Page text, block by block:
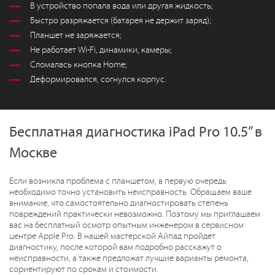
В устройство попала вода или другая жидкость;
Быстро разряжается (батарея не держит заряд);
Планшет не заряжается;
Не работает Wi-Fi, динамики, камеры;
Сломалась кнопка Home;
Деформировался, согнулся корпус.
Бесплатная диагностика iPad Pro 10.5” в
Москве
Если возникла проблема с планшетом, в первую очередь
необходимо точно установить неисправность. Обращаем ваше
внимание, что самостоятельно диагностировать степень
повреждений практически невозможно. Поэтому мы приглашаем
вас на бесплатный осмотр опытным инженером в сервисном
центре Apple Pro. В нашей мастерской Айпад пройдет
диагностику, после которой вам подробно расскажут о
неисправности, а также предложат лучшие варианты ремонта,
сориентируют по срокам и стоимости.